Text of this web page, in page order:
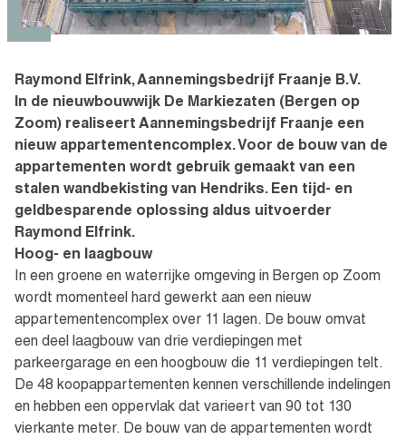
Raymond Elfrink, Aannemingsbedrijf Fraanje B.V.
In de nieuwbouwwijk De Markiezaten (Bergen op
Zoom) realiseert Aannemingsbedrijf Fraanje een
nieuw appartementencomplex. Voor de bouw van de
appartementen wordt gebruik gemaakt van een
stalen wandbekisting van Hendriks. Een tijd- en
geldbesparende oplossing aldus uitvoerder
Raymond Elfrink.
Hoog- en laagbouw
In een groene en waterrijke omgeving in Bergen op Zoom
wordt momenteel hard gewerkt aan een nieuw
appartementencomplex over 11 lagen. De bouw omvat
een deel laagbouw van drie verdiepingen met
parkeergarage en een hoogbouw die 11 verdiepingen telt.
De 48 koopappartementen kennen verschillende indelingen
en hebben een oppervlak dat varieert van 90 tot 130
vierkante meter. De bouw van de appartementen wordt